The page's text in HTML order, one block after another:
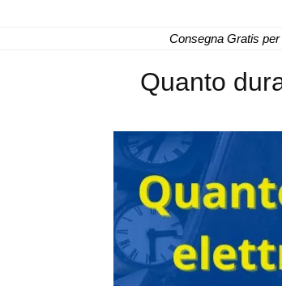
Consegna Gratis
Quanto